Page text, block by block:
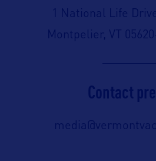
1 National Life
Montpelier, VT
Contact